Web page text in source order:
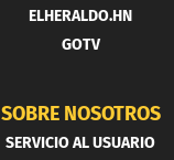
ELHERALDO.HN
GOTV
SOBRE NOSOTROS
SERVICIO AL USUARIO